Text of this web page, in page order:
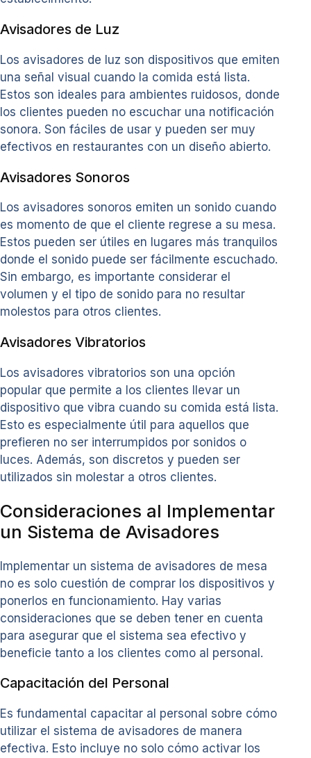
Avisadores de Luz
Los avisadores de luz son dispositivos que emiten
una señal visual cuando la comida está lista.
Estos son ideales para ambientes ruidosos, donde
los clientes pueden no escuchar una notificación
sonora. Son fáciles de usar y pueden ser muy
efectivos en restaurantes con un diseño abierto.
Avisadores Sonoros
Los avisadores sonoros emiten un sonido cuando
es momento de que el cliente regrese a su mesa.
Estos pueden ser útiles en lugares más tranquilos
donde el sonido puede ser fácilmente escuchado.
Sin embargo, es importante considerar el
volumen y el tipo de sonido para no resultar
molestos para otros clientes.
Avisadores Vibratorios
Los avisadores vibratorios son una opción
popular que permite a los clientes llevar un
dispositivo que vibra cuando su comida está lista.
Esto es especialmente útil para aquellos que
prefieren no ser interrumpidos por sonidos o
luces. Además, son discretos y pueden ser
utilizados sin molestar a otros clientes.
Consideraciones al Implementar
un Sistema de Avisadores
Implementar un sistema de avisadores de mesa
no es solo cuestión de comprar los dispositivos y
ponerlos en funcionamiento. Hay varias
consideraciones que se deben tener en cuenta
para asegurar que el sistema sea efectivo y
beneficie tanto a los clientes como al personal.
Capacitación del Personal
Es fundamental capacitar al personal sobre cómo
utilizar el sistema de avisadores de manera
efectiva. Esto incluye no solo cómo activar los